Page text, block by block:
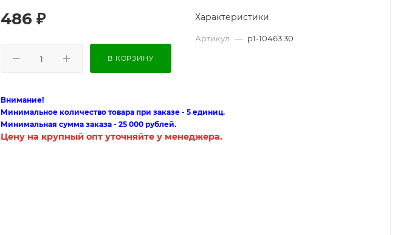
486 ₽
В КОРЗИНУ
Характеристики
Артикул — p1-10463.30
Внимание!
Минимальное количество товара при заказе - 5 единиц.
Минимальная сумма заказа - 25 000 рублей.
Цену на крупный опт уточняйте у менеджера.